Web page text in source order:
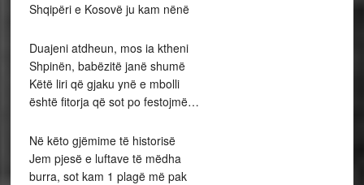
Shqipëri e Kosovë ju kam nënë
Duajeni atdheun, mos ia ktheni
Shpinën, babëzitë janë shumë
Këtë liri që gjaku ynë e mbolli
është fitorja që sot po festojmë…
Në këto gjëmime të historisë
Jem pjesë e luftave të mëdha
burra, sot kam 1 plagë më pak